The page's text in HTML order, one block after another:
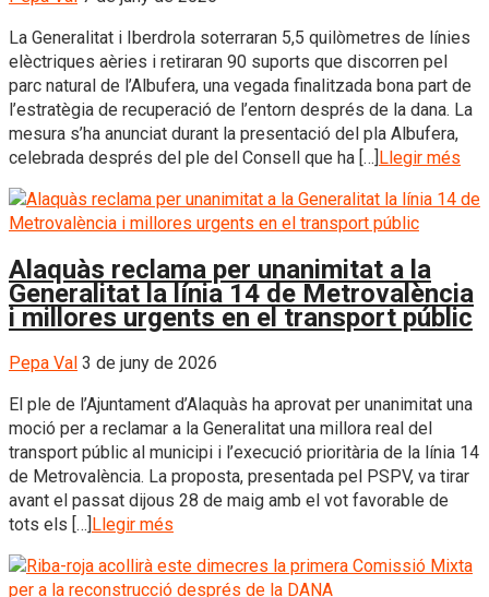
La Generalitat i Iberdrola soterraran 5,5 quilòmetres de línies
elèctriques aèries i retiraran 90 suports que discorren pel
parc natural de l’Albufera, una vegada finalitzada bona part de
l’estratègia de recuperació de l’entorn després de la dana. La
mesura s’ha anunciat durant la presentació del pla Albufera,
celebrada després del ple del Consell que ha […] Llegir més
Alaquàs reclama per unanimitat a la
Generalitat la línia 14 de Metrovalència
i millores urgents en el transport públic
Pepa Val 3 de juny de 2026
El ple de l’Ajuntament d’Alaquàs ha aprovat per unanimitat una
moció per a reclamar a la Generalitat una millora real del
transport públic al municipi i l’execució prioritària de la línia 14
de Metrovalència. La proposta, presentada pel PSPV, va tirar
avant el passat dijous 28 de maig amb el vot favorable de
tots els […] Llegir més